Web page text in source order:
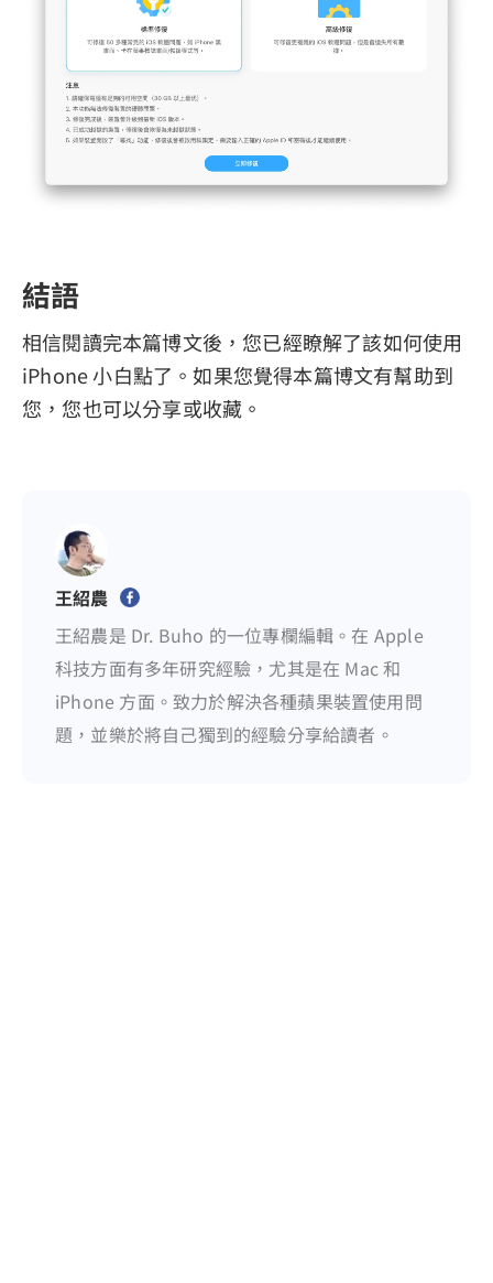
結語
相信閱讀完本篇博文後，您已經瞭解了該如何使用
iPhone 小白點了。如果您覺得本篇博文有幫助到
您，您也可以分享或收藏。
王紹農
王紹農是 Dr. Buho 的一位專欄編輯。在 Apple
科技方面有多年研究經驗，尤其是在 Mac 和
iPhone 方面。致力於解決各種蘋果裝置使用問
題，並樂於將自己獨到的經驗分享給讀者。